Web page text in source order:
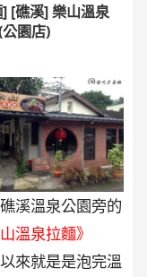
[礁溪] 樂山溫泉
園店)
溪溫泉公園旁的
山溫泉拉麵》
來就是是泡完溫